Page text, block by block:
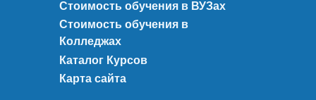
Стоимость обучения в ВУЗах
Стоимость обучения в
Колледжах
Каталог Курсов
Карта сайта